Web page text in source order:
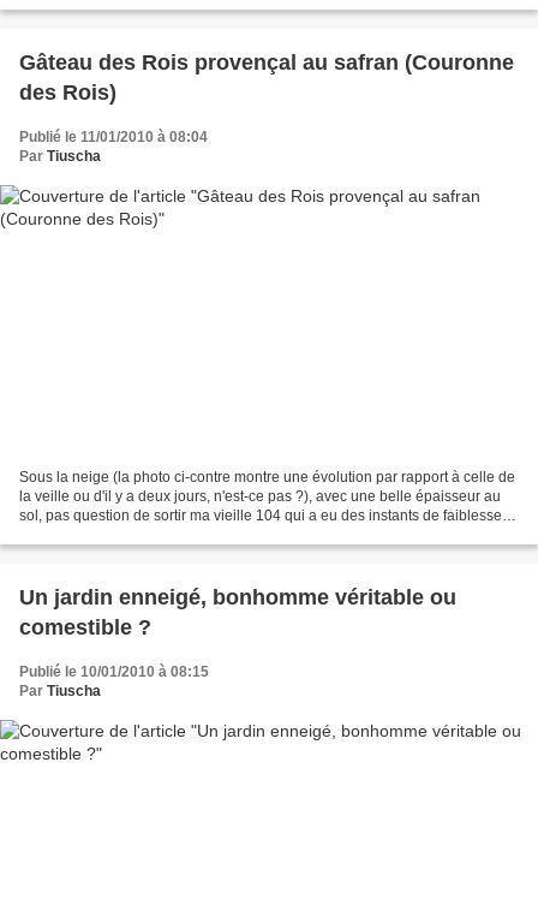
Gâteau des Rois provençal au safran (Couronne
des Rois)
Publié le 11/01/2010 à 08:04
Par Tiuscha
Sous la neige (la photo ci-contre montre une évolution par rapport à celle de
la veille ou d'il y a deux jours, n'est-ce pas ?), avec une belle épaisseur au
sol, pas question de sortir ma vieille 104 qui a eu des instants de faiblesse
Un jardin enneigé, bonhomme véritable ou
comestible ?
Publié le 10/01/2010 à 08:15
Par Tiuscha